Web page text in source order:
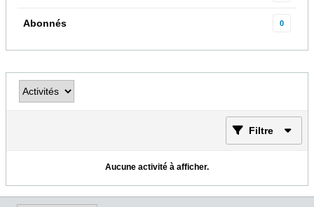
Abonnés 0
Filtre
Aucune activité à afficher.